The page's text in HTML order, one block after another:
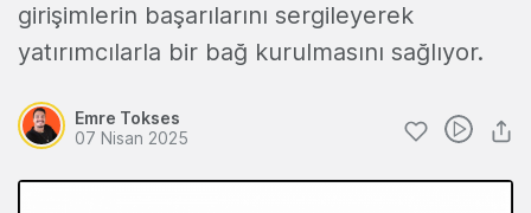
girişimlerin başarılarını sergileyerek
yatırımcılarla bir bağ kurulmasını sağlıyor.
Emre Tokses
07 Nisan 2025